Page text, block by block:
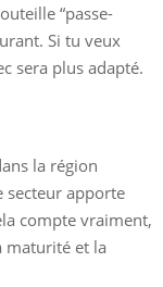
“passe-
Si tu veux
sera plus adapté.
la région
secteur apporte
compte vraiment,
maturité et la